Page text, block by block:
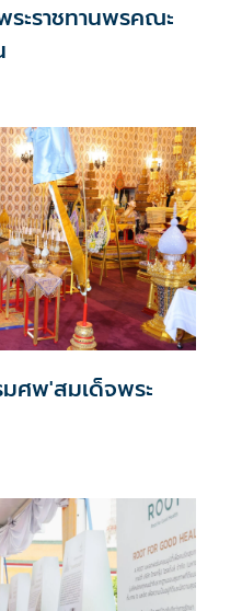
ะราชทานพรคณะ
ศพ'สมเด็จพระ